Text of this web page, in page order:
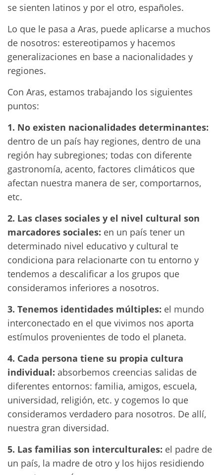
se sienten latinos y por el otro, españoles.
Lo que le pasa a Aras, puede aplicarse a muchos
de nosotros: estereotipamos y hacemos
generalizaciones en base a nacionalidades y
regiones.
Con Aras, estamos trabajando los siguientes
puntos:
1. No existen nacionalidades determinantes:
dentro de un país hay regiones, dentro de una
región hay subregiones; todas con diferente
gastronomía, acento, factores climáticos que
afectan nuestra manera de ser, comportarnos,
etc.
2. Las clases sociales y el nivel cultural son
marcadores sociales: en un país tener un
determinado nivel educativo y cultural te
condiciona para relacionarte con tu entorno y
tendemos a descalificar a los grupos que
consideramos inferiores a nosotros.
3. Tenemos identidades múltiples: el mundo
interconectado en el que vivimos nos aporta
estímulos provenientes de todo el planeta.
4. Cada persona tiene su propia cultura
individual: absorbemos creencias salidas de
diferentes entornos: familia, amigos, escuela,
universidad, religión, etc. y cogemos lo que
consideramos verdadero para nosotros. De allí,
nuestra gran diversidad.
5. Las familias son interculturales: el padre de
un país, la madre de otro y los hijos residiendo